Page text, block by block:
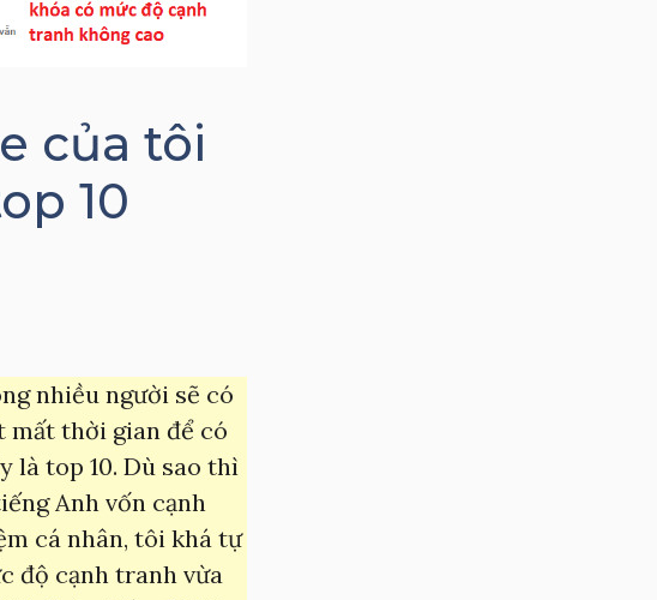
của tôi
10
nhiều người sẽ có
mất thời gian để có
là top 10. Dù sao thì
Anh vốn cạnh
cá nhân, tôi khá tự
độ cạnh tranh vừa